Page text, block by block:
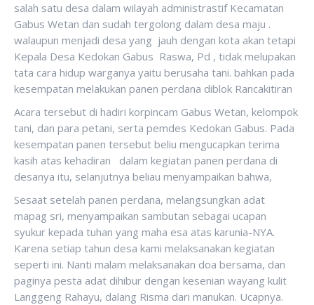
salah satu desa dalam wilayah administrastif Kecamatan
Gabus Wetan dan sudah tergolong dalam desa maju .
walaupun menjadi desa yang jauh dengan kota akan tetapi
Kepala Desa Kedokan Gabus Raswa, Pd , tidak melupakan
tata cara hidup warganya yaitu berusaha tani. bahkan pada
kesempatan melakukan panen perdana diblok Rancakitiran
Acara tersebut di hadiri korpincam Gabus Wetan, kelompok
tani, dan para petani, serta pemdes Kedokan Gabus. Pada
kesempatan panen tersebut beliu mengucapkan terima
kasih atas kehadiran dalam kegiatan panen perdana di
desanya itu, selanjutnya beliau menyampaikan bahwa,
Sesaat setelah panen perdana, melangsungkan adat
mapag sri, menyampaikan sambutan sebagai ucapan
syukur kepada tuhan yang maha esa atas karunia-NYA.
Karena setiap tahun desa kami melaksanakan kegiatan
seperti ini. Nanti malam melaksanakan doa bersama, dan
paginya pesta adat dihibur dengan kesenian wayang kulit
Langgeng Rahayu, dalang Risma dari manukan. Ucapnya.